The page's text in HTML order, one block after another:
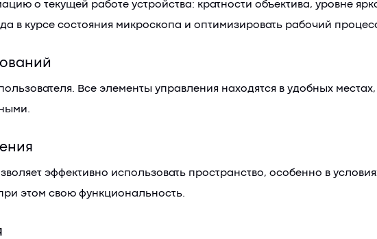
о текущей работе устройства: кратности объектива, уровне
в курсе состояния микроскопа и оптимизировать рабочий
Все элементы управления находятся в удобных местах,
эффективно использовать пространство, особенно в
этом свою функциональность.